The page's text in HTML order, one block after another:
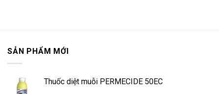
SẢN PHẨM MỚI
Thuốc diệt muỗi PERMECIDE 50EC